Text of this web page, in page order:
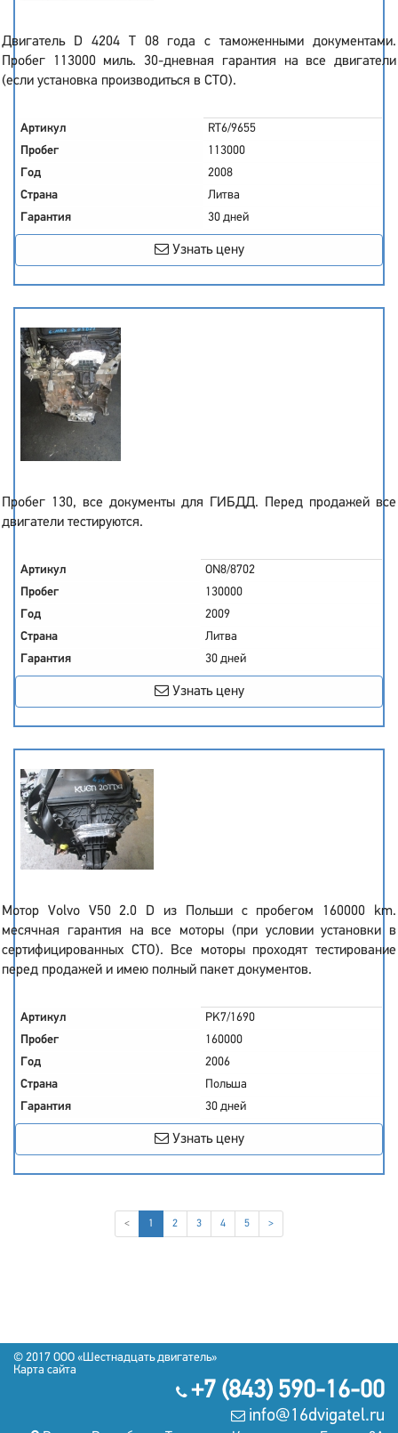
Двигатель D 4204 T 08 года с таможенными документами.
Пробег 113000 миль. 30-дневная гарантия на все двигатели
(если установка производиться в СТО).
Артикул
RT6/9655
Пробег
113000
Год
2008
Страна
Литва
Гарантия
30 дней
Узнать цену
Пробег 130, все документы для ГИБДД. Перед продажей все
двигатели тестируются.
Артикул
ON8/8702
Пробег
130000
Год
2009
Страна
Литва
Гарантия
30 дней
Узнать цену
Мотор Volvo V50 2.0 D из Польши с пробегом 160000 km.
месячная гарантия на все моторы (при условии установки в
сертифицированных СТО). Все моторы проходят тестирование
перед продажей и имею полный пакет документов.
Артикул
PK7/1690
Пробег
160000
Год
2006
Страна
Польша
Гарантия
30 дней
Узнать цену
< 1 (current)
2 3 4 5 >
© 2017 OOO «Шестнадцать двигатель»
Карта сайта
+7 (843) 590-16-00
info@16dvigatel.ru